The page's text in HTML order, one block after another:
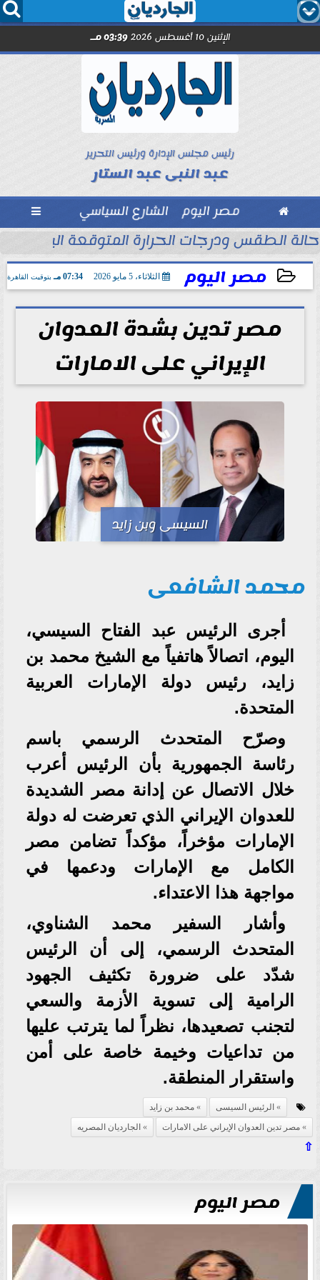
  
الإثنين 10 أغسطس 2026 03:39 مـ
رئيس مجلس الإدارة ورئيس التحرير
عبد النبى عبد الستار
 مصر اليوم الشارع السياسي 
حالة الطقس ودرجات الحرارة المتوقعة اليوم الإثنين 10 أغسطس
مصر اليوم الثلاثاء، 5 مايو 2026 07:34 مـ بتوقيت القاهرة
2026-05-05 19:34:01
مصر تدين بشدة العدوان
الإيراني على الامارات
السيسى وبن زايد
محمد الشافعى
أجرى الرئيس عبد الفتاح السيسي،
اليوم، اتصالاً هاتفياً مع الشيخ محمد بن
زايد، رئيس دولة الإمارات العربية
المتحدة.
وصرّح المتحدث الرسمي باسم
رئاسة الجمهورية بأن الرئيس أعرب
خلال الاتصال عن إدانة مصر الشديدة
للعدوان الإيراني الذي تعرضت له دولة
الإمارات مؤخراً، مؤكداً تضامن مصر
الكامل مع الإمارات ودعمها في
مواجهة هذا الاعتداء.
وأشار السفير محمد الشناوي،
المتحدث الرسمي، إلى أن الرئيس
شدّد على ضرورة تكثيف الجهود
الرامية إلى تسوية الأزمة والسعي
لتجنب تصعيدها، نظراً لما يترتب عليها
من تداعيات وخيمة خاصة على أمن
واستقرار المنطقة.
الرئيس السيسى
محمد بن زايد
مصر تدين العدوان الإيراني على الامارات
الجارديان المصريه
⇧
مصر اليوم